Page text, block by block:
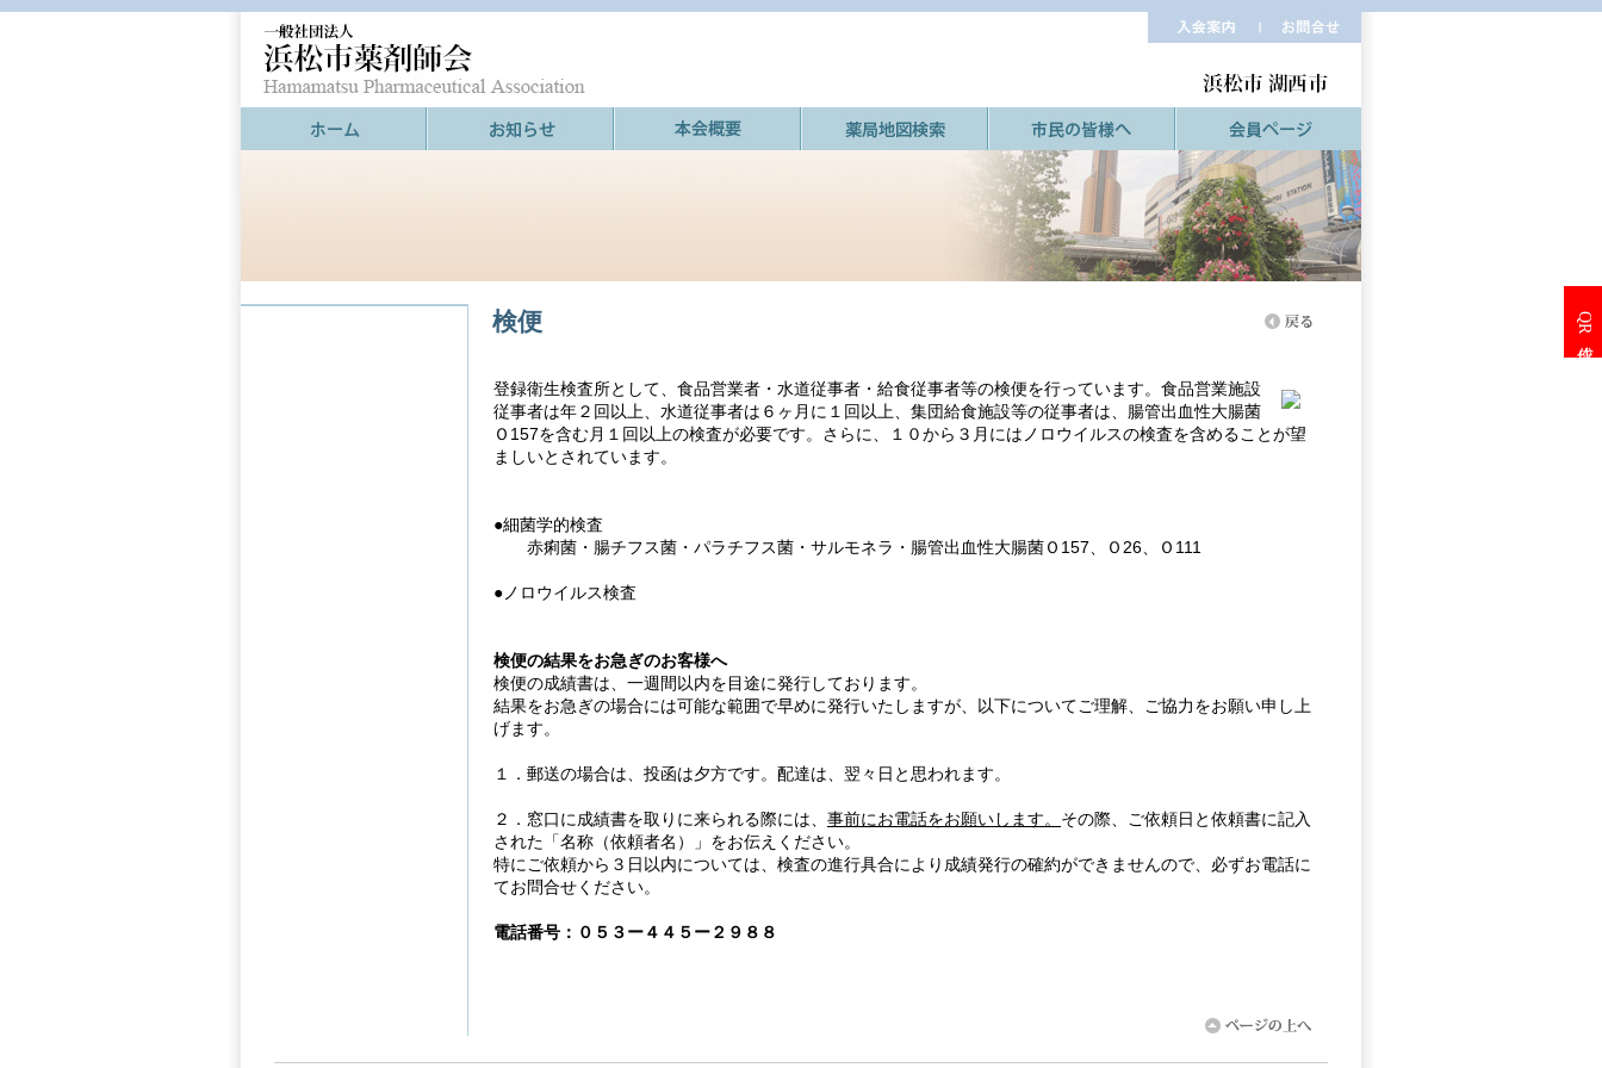
QR作成
検便
登録衛生検査所として、食品営業者・水道従事者・給食従事者等の検便を行っています。食品営業施設
従事者は年２回以上、水道従事者は６ヶ月に１回以上、集団給食施設等の従事者は、腸管出血性大腸菌
Ｏ157を含む月１回以上の検査が必要です。さらに、１０から３月にはノロウイルスの検査を含めることが望
ましいとされています。
●細菌学的検査
赤痢菌・腸チフス菌・パラチフス菌・サルモネラ・腸管出血性大腸菌Ｏ157、Ｏ26、Ｏ111
●ノロウイルス検査
検便の結果をお急ぎのお客様へ
検便の成績書は、一週間以内を目途に発行しております。
結果をお急ぎの場合には可能な範囲で早めに発行いたしますが、以下についてご理解、ご協力をお願い申し上
げます。
１．郵送の場合は、投函は夕方です。配達は、翌々日と思われます。
２．窓口に成績書を取りに来られる際には、 事前にお電話をお願いします。 その際、ご依頼日と依頼書に記入
された「名称（依頼者名）」をお伝えください。
特にご依頼から３日以内については、検査の進行具合により成績発行の確約ができませんので、必ずお電話に
てお問合せください。
電話番号：０５３ー４４５ー２９８８